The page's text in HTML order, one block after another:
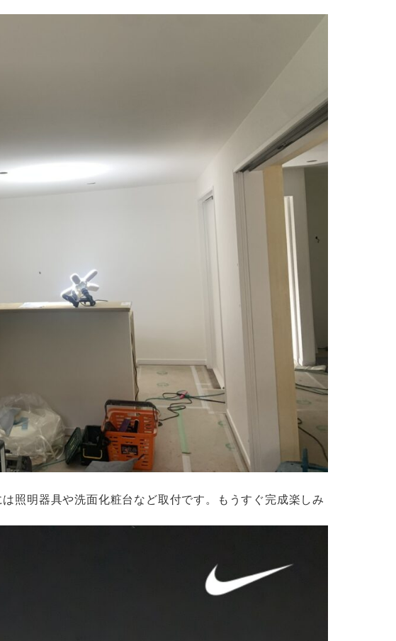
照明器具や洗面化粧台など取付です。もうすぐ完成楽しみ